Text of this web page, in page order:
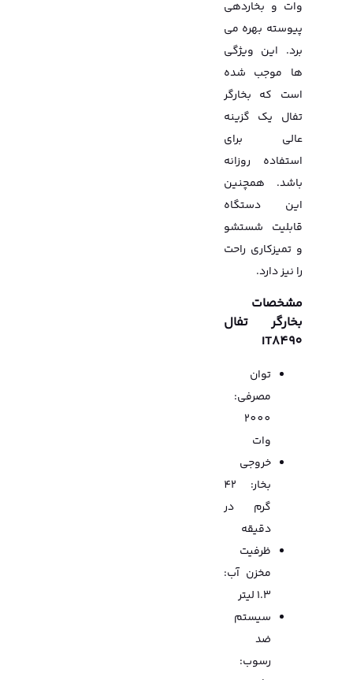
وات و بخاردهی
پیوسته بهره می
برد. این ویژگی
ها موجب شده
است که بخارگر
تفال یک گزینه
عالی برای
استفاده روزانه
باشد. همچنین
این دستگاه
قابلیت شستشو
و تمیزکاری راحت
را نیز دارد.
مشخصات
بخارگر تفال
IT8490
توان
مصرفی:
2000
وات
خروجی
بخار: 42
گرم در
دقیقه
ظرفیت
مخزن آب:
1.3 لیتر
سیستم
ضد
رسوب: